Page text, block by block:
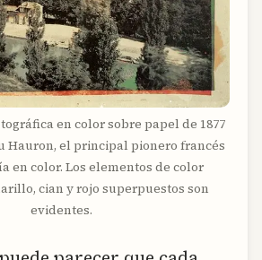
en color sobre papel de 1877
Hauron, el principal pionero francés
en color. Los elementos de color
cian y rojo superpuestos son
evidentes.